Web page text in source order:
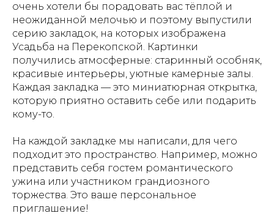
очень хотели бы порадовать вас тёплой и
неожиданной мелочью и поэтому выпустили
серию закладок, на которых изображена
Усадьба на Перекопской. Картинки
получились атмосферные: старинный особняк,
красивые интерьеры, уютные камерные залы.
Каждая закладка — это миниатюрная открытка,
которую приятно оставить себе или подарить
кому-то.
На каждой закладке мы написали, для чего
подходит это пространство. Например, можно
представить себя гостем романтического
ужина или участником грандиозного
торжества. Это ваше персональное
приглашение!